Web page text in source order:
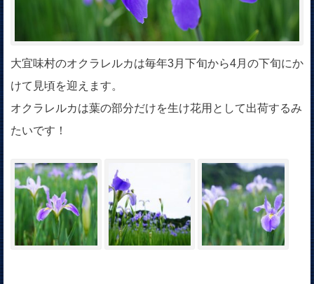
大宜味村のオクラレルカは毎年3月下旬から4月の下旬にか
けて見頃を迎えます。
オクラレルカは葉の部分だけを生け花用として出荷するみ
たいです！